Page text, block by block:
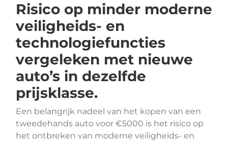
Risico op minder moderne
veiligheids- en
technologiefuncties
vergeleken met nieuwe
auto’s in dezelfde
prijsklasse.
Een belangrijk nadeel van het kopen van een
tweedehands auto voor €5000 is het risico op
het ontbreken van moderne veiligheids- en